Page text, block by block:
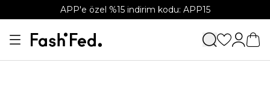
APP'e özel %15 indirim kodu: APP15